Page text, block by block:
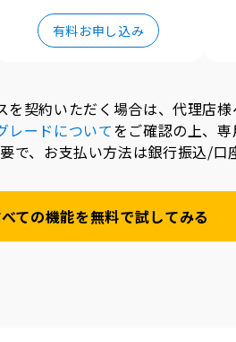
有料お申し込み
契約いただく場合は、代理店様
レードについてをご確認の上、
、お支払い方法は銀行振込/口
ての機能を無料で試してみる